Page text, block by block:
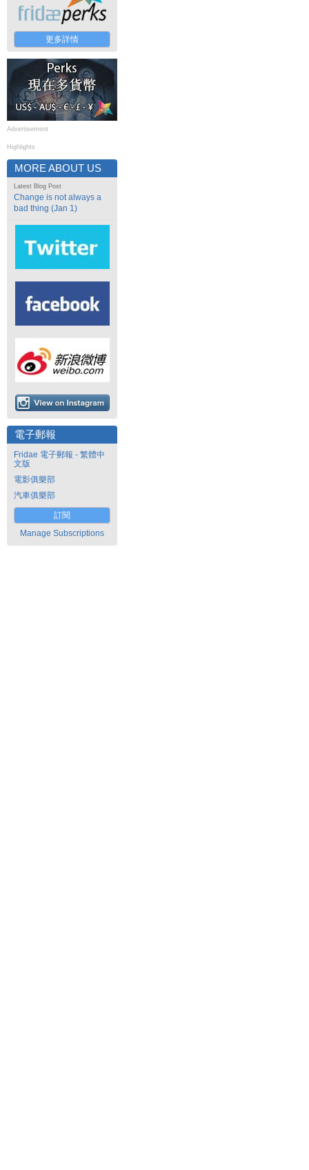
更多詳情
Advertisement
Highlights
MORE ABOUT US
Latest Blog Post
Change is not always a
bad thing (Jan 1)
電子郵報
Fridae 電子郵報 - 繁體中
文版
電影俱樂部
汽車俱樂部
訂閱
Manage Subscriptions